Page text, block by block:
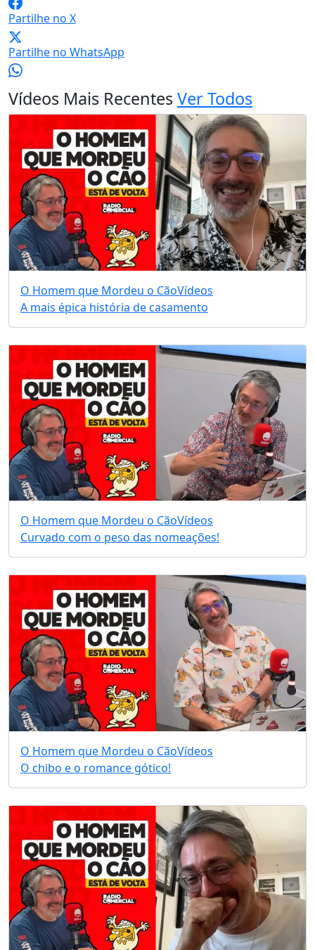
Partilhe no X
Partilhe no WhatsApp
Vídeos Mais RecentesVer Todos
O Homem que Mordeu o CãoVídeos
A mais épica história de casamento
O Homem que Mordeu o CãoVídeos
Curvado com o peso das nomeações!
O Homem que Mordeu o CãoVídeos
O chibo e o romance gótico!